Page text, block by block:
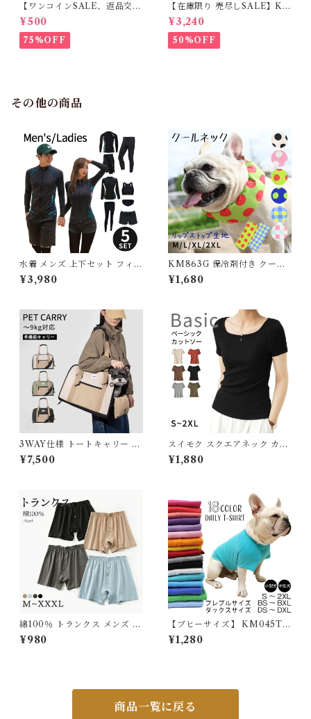
【ワンコインSALE、返品交換
不可】KM171SK フレンチブ
ルドック 犬服 女の子 ピンク
スカート
¥500
75%OFF
【在庫限り 売尽しSALE】K
M952Tダウンベスト 100%ダ
ウン・フェザー 犬 犬服 ダウン
ジャケット ベスト フレンチブ
ルドッグ 冬服 極暖 暖かい 可
¥3,240
50%OFF
その他の商品
水着 メンズ 上下セット フィッ
トネス水着 ラッシュガード レ
ディース 体型カバー シンプル
ゃれ 長袖 セット タンキニ シ
ョートパンツ レギンス 脚 ウォ
ーキング ジョギング 長袖 G23
6OP
¥3,980
KM863G 保冷剤付き クール
ネック 犬 リップストップナイ
ロン生地 撥水加工 汚れにくい
ルミ フレンチブルドック 4層
構造使用 フレブル クールスヌ
ード 水玉 熱中症予防 小型犬
中型犬 大型犬 ITEM066
¥1,680
3WAY仕様 トートキャリー キ
ャリーバッグ 犬 シンプル おし
ゃれ 犬 小型犬 猫 ネコ ねこ キ
斜め掛け 【HiDREAM】【H
D015055】
¥7,500
スイモク スクエアネック カッ
トソー Tシャツ レディース ト
ップス リブ デイリー 半袖 肌
れ 透けにくい 透けない オフィ
ス スーツ シンプル カーキ 56
22192【水沐良品】
¥1,880
綿100％ トランクス メンズ メ
ンズ下着 インナーパンツ パン
ツ 男性 男子 男性下着 綿 コッ
7238 スイモク【水沐良品】
¥980
【ブヒーサイズ】 KM045TS
大型犬 服 犬 夏服 綿100％ T
シャツ 無地 シンプル コットン
ドッグウェア ペットウェア ペ
M045TS
¥1,280
商品一覧に戻る